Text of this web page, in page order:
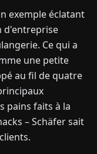
exemple éclatant
d'entreprise
Ce qui a
une petite
au fil de quatre
pains faits à la
– Schäfer sait